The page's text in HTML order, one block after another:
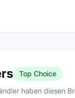
Top Choice
haben diesen